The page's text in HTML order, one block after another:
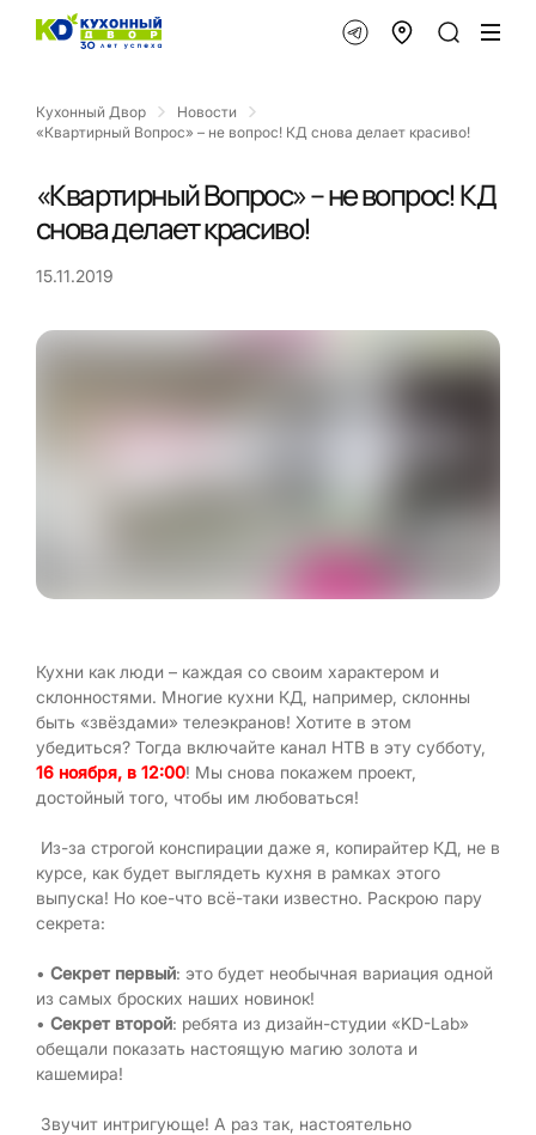
Кухонный Двор
Новости
«Квартирный Вопрос» – не вопрос! КД снова делает красиво!
«Квартирный Вопрос» – не вопрос! КД
снова делает красиво!
15.11.2019
Кухни как люди – каждая со своим характером и
склонностями. Многие кухни КД, например, склонны
быть «звёздами» телеэкранов! Хотите в этом
убедиться? Тогда включайте канал НТВ в эту субботу,
16 ноября, в 12:00! Мы снова покажем проект,
достойный того, чтобы им любоваться!
Из-за строгой конспирации даже я, копирайтер КД, не в
курсе, как будет выглядеть кухня в рамках этого
выпуска! Но кое-что всё-таки известно. Раскрою пару
секрета:
• Секрет первый: это будет необычная вариация одной
из самых броских наших новинок!
• Секрет второй: ребята из дизайн-студии «KD-Lab»
обещали показать настоящую магию золота и
кашемира!
Звучит интригующе! А раз так, настоятельно